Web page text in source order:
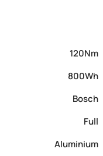
120Nm
800Wh
Bosch
Full
Aluminium